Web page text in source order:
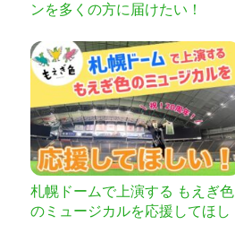
ンを多くの方に届けたい！
札幌ドームで上演する もえぎ色
のミュージカルを応援してほし